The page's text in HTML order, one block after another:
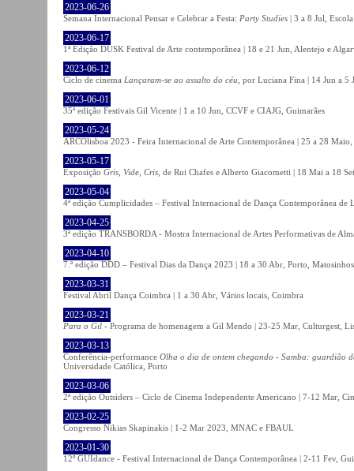
2023-06-26
Semana Internacional Pensar e Celebrar a Festa: Party Studies | 3 a 8 Jul,
2023-06-17
1ª Edição DUSK Festival de Arte contemporânea | 18 e 21 Jun, Alentejo e
2023-06-12
Ciclo de cinema Lançaram-se ao assalto do céu , por Luciana Fina | 14 Jun a 5
2023-06-01
35ª edição Festivais Gil Vicente | 1 a 10 Jun, CCVF e CIAJG, Guimarães
2023-05-24
ARCOlisboa 2023 - Feira Internacional de Arte Contemporânea | 25 a 28
2023-05-17
Exposição Gris, Vide, Cris , de Rui Chafes e Alberto Giacometti | 18 Mai a 18
2023-05-04
4ª edição Cumplicidades – Festival Internacional de Dança Contemporânea
2023-04-25
3ª edição TRANSBORDA - Mostra Internacional de Artes Performativas de
2023-04-10
7.ª edição DDD – Festival Dias da Dança 2023 | 18 a 30 Abr, Porto,
2023-03-31
Festival Abril Dança Coimbra | 1 a 30 Abr, Vários locais, Coimbra
2023-03-21
Para o Gil - Programa de homenagem a Gil Mendo | 23-25 Mar, Culturgest,
2023-03-13
Conferência-performance Olha o dia de ontem chegando - Samba: guardião
Universidade Católica, Porto
2023-03-06
2ª edição Outsiders – Ciclo de Cinema Independente Americano | 7-12 Mar,
2023-02-25
Congresso Nikias Skapinakis | 1-2 Mar 2023, MNAC e FBAUL
2023-01-30
12º GUIdance - Festival Internacional de Dança Contemporânea | 2-11 Fev,